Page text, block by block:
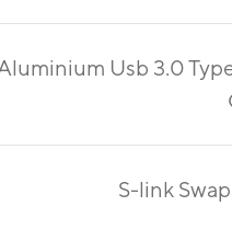
Usb 3.0
S-link